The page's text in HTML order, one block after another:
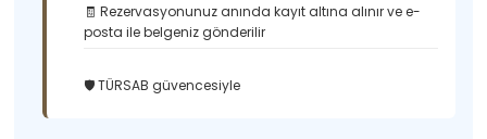
🧾 Rezervasyonunuz anında kayıt altına alınır ve e-
posta ile belgeniz gönderilir
🛡️ TÜRSAB güvencesiyle